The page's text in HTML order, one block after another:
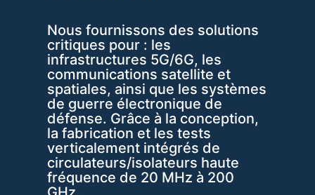
Nous fournissons des solutions
critiques pour : les
infrastructures 5G/6G, les
communications satellite et
spatiales, ainsi que les systèmes
de guerre électronique de
défense. Grâce à la conception,
la fabrication et les tests
verticalement intégrés de
circulateurs/isolateurs haute
fréquence de 20 MHz à 200